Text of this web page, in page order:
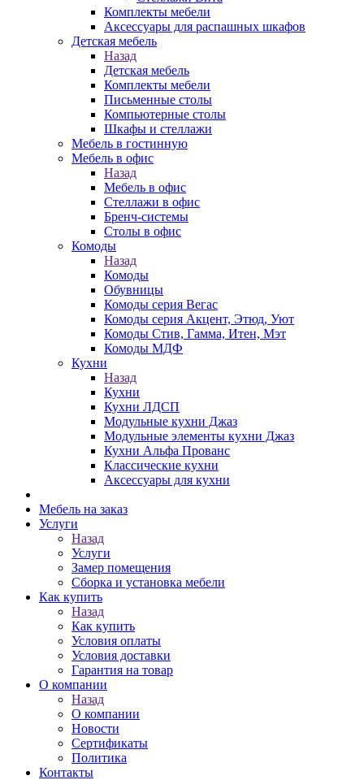
Комплекты мебели
Аксессуары для распашных шкафов
Детская мебель
Назад
Детская мебель
Комплекты мебели
Письменные столы
Компьютерные столы
Шкафы и стеллажи
Мебель в гостинную
Мебель в офис
Назад
Мебель в офис
Стеллажи в офис
Бренч-системы
Столы в офис
Комоды
Назад
Комоды
Обувницы
Комоды серия Вегас
Комоды серия Акцент, Этюд, Уют
Комоды Стив, Гамма, Итен, Мэт
Комоды МДФ
Кухни
Назад
Кухни
Кухни ЛДСП
Модульные кухни Джаз
Модульные элементы кухни Джаз
Кухни Альфа Прованс
Классические кухни
Аксессуары для кухни
Мебель на заказ
Услуги
Назад
Услуги
Замер помещения
Сборка и установка мебели
Как купить
Назад
Как купить
Условия оплаты
Условия доставки
Гарантия на товар
О компании
Назад
О компании
Новости
Сертификаты
Политика
Контакты